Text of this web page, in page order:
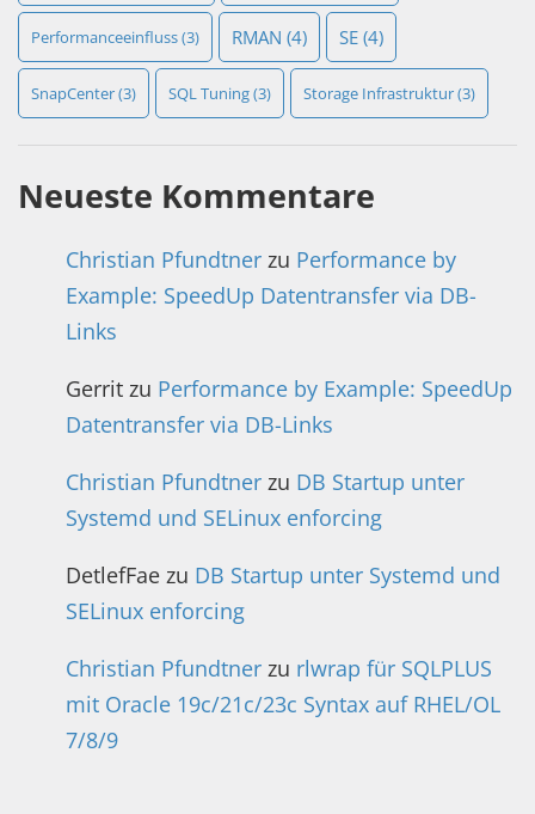
Performanceeinfluss(3) RMAN (4) SE (4)
SnapCenter(3) SQL Tuning(3) Storage Infrastruktur(3)
Neueste Kommentare
Christian Pfundtner zu Performance by
Example: SpeedUp Datentransfer via DB-
Links
Gerrit zu Performance by Example: SpeedUp
Datentransfer via DB-Links
Christian Pfundtner zu DB Startup unter
Systemd und SELinux enforcing
DetlefFae zu DB Startup unter Systemd und
SELinux enforcing
Christian Pfundtner zu rlwrap für SQLPLUS
mit Oracle 19c/21c/23c Syntax auf RHEL/OL
7/8/9